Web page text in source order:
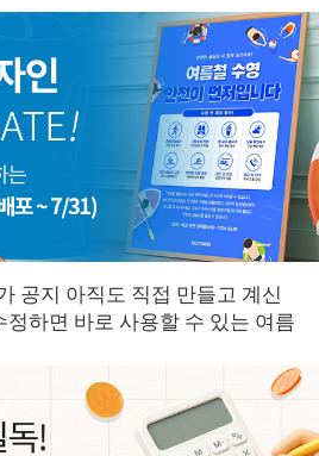
공지 아직도 직접 만들고 계신
정하면 바로 사용할 수 있는 여름